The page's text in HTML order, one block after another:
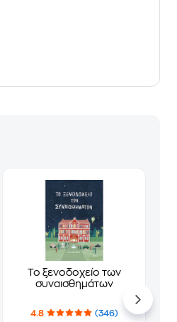
Το ξενοδοχείο των
συναισθημάτων
4.8 (346)